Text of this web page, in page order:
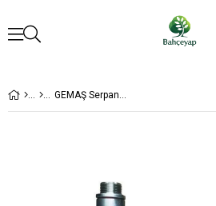
GEMAŞ Serpantinli Eşanjör AISI 304